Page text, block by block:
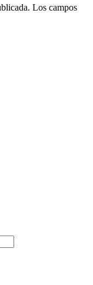
Los campos